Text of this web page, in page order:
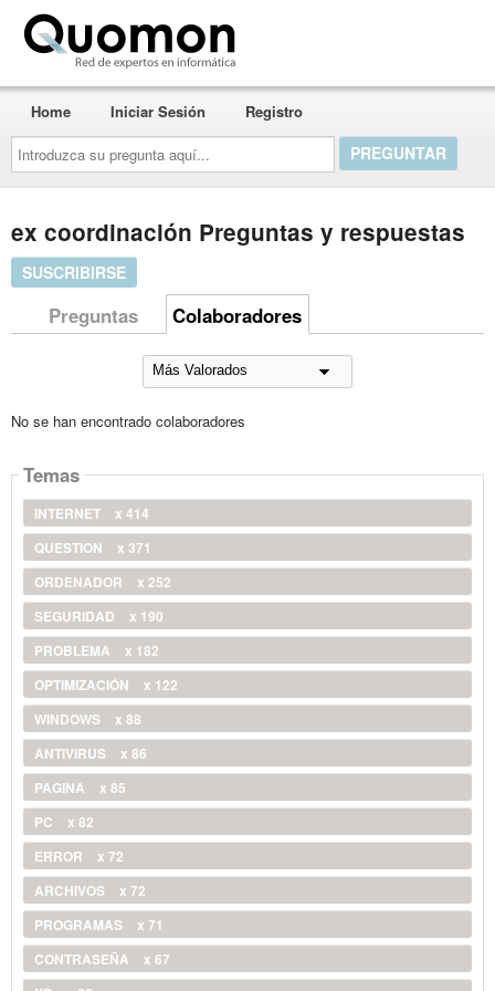
Introduzca
su
pregunta
aquí...
Home Iniciar Sesión Registro
ex coordinación Preguntas y respuestas
SUSCRIBIRSE
Preguntas Colaboradores
No se han encontrado colaboradores
Temas
INTERNET
x 414
QUESTION
x 371
ORDENADOR
x 252
SEGURIDAD
x 190
PROBLEMA
x 182
OPTIMIZACIÓN
x 122
WINDOWS
x 88
ANTIVIRUS
x 86
PAGINA
x 85
PC
x 82
ERROR
x 72
ARCHIVOS
x 72
PROGRAMAS
x 71
CONTRASEÑA
x 67